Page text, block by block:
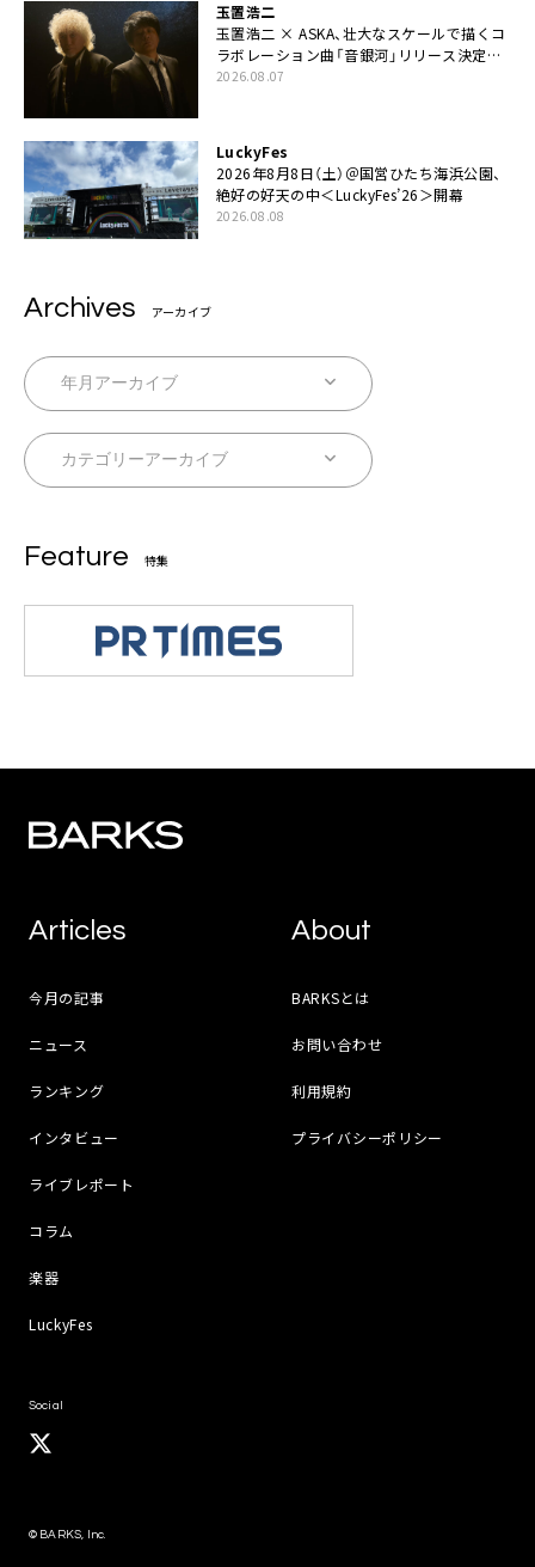
玉置浩二
玉置浩二 × ASKA、壮大なスケールで描くコ
ラボレーション曲「音銀河」リリース決定。
カップリングには新曲「命の宿り」収録も
2026.08.07
LuckyFes
2026年8月8日（土）＠国営ひたち海浜公園、
絶好の好天の中＜LuckyFes’26＞開幕
2026.08.08
Archives アーカイブ
Feature 特集
Articles
今月の記事
ニュース
ランキング
インタビュー
ライブレポート
コラム
楽器
LuckyFes
About
BARKSとは
お問い合わせ
利用規約
プライバシーポリシー
Social
© BARKS, Inc.